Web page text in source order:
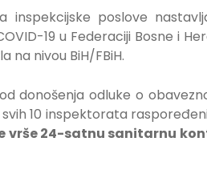
inspekcijske poslove
19 u Federaciji Bosne i
na nivou BiH/FBiH.
od donošenja odluke o
10 inspektorata
vrše 24-satnu sanitarnu